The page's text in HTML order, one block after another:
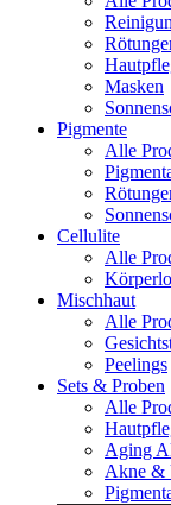
Masken
Pigmente
Alle
Cellulite
Alle
Mischhaut
Alle
Peelings
Sets & Proben
Alle
Aging
Akne &